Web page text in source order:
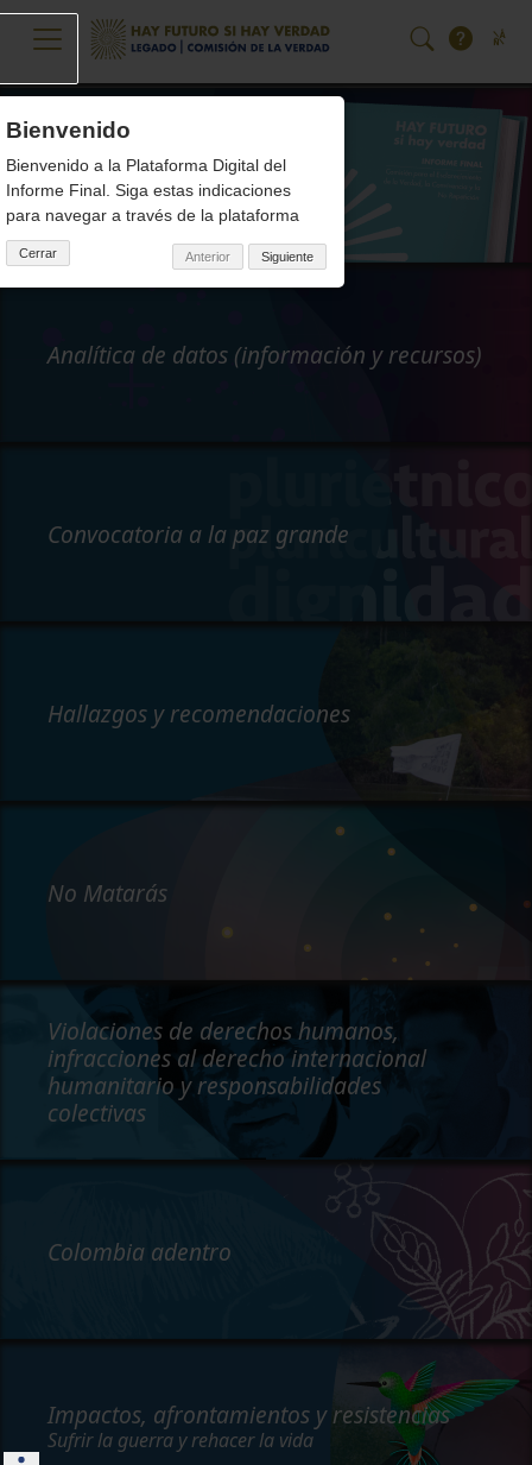
Pasar al contenido principal
Hay futuro si hay verdad
Volúmenes del Informe Final
Analítica de datos (información y recursos)
Convocatoria a la paz grande
Hallazgos y recomendaciones
No Matarás
Violaciones de derechos humanos,
infracciones al derecho internacional
humanitario y responsabilidades
colectivas
Colombia adentro
Impactos, afrontamientos y resistencias
Sufrir la guerra y rehacer la vida
Bienvenido
Bienvenido a la Plataforma Digital del
Informe Final. Siga estas indicaciones
para navegar a través de la plataforma
Cerrar Anterior Siguiente